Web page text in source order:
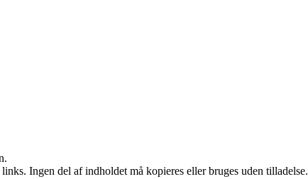
Ingen del af indholdet må kopieres eller bruges uden tilladelse.